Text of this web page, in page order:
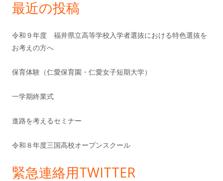
最近の投稿
令和９年度 福井県立高等学校入学者選抜における特色選抜を
お考えの方へ
保育体験（仁愛保育園・仁愛女子短期大学）
一学期終業式
進路を考えるセミナー
令和８年度三国高校オープンスクール
緊急連絡用TWITTER